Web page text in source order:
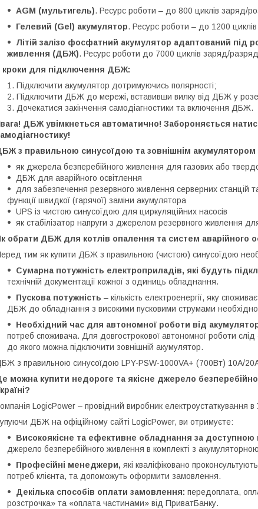
AGM (мультигель). Ресурс роботи – до 800 циклів заряд/
Гелевий (Gel) акумулятор. Ресурс роботи – до 1200
Літій залізо фосфатний акумулятор адаптований під
живлення (ДБЖ). Ресурс роботи до 7000 циклів заряд/
кроки для підключення ДБЖ:
Підключити акумулятор дотримуючись полярності;
Підключити ДБЖ до мережі, вставивши вилку від ДБЖ у
Дочекатися закінчення самодіагностики та включення ДБЖ.
ДБЖ увімкнеться автоматично! Забороняється
з правильною синусоїдою та зовнішнім акумулятором
як джерела безперебійного живлення для газових або
ДБЖ для аварійного освітлення
для забезпечення резервного живлення серверних станцій
функції швидкої (гарячої) заміни акумулятора
UPS із чистою синусоїдою для циркуляційних насосів
як стабілізатор напруги з джерелом резервного живлення
обрати ДБЖ для котлів опалення та систем аварійного
тим як купити ДБЖ з правильною (чистою) синусоїдою
Сумарна потужність електроприладів, які будуть
технічній документації кожної з одиниць обладнання.
Пускова потужність – кількість електроенергії, яку споживає
ДБЖ до обладнання з високими пусковими струмами
Необхідний час для автономної роботи від
потреб споживача. Для довгострокової автономної роботи
до якого можна підключити зовнішній акумулятор.
з правильною синусоїдою LPY-PSW-1000VA+ (700Вт) 10A/
можна купити недороге та якісне джерело
LogicPower – провідний виробник електроустаткування в
ДБЖ на офіційному сайті LogicPower, ви отримуєте:
Високоякісне та ефективне обладнання за доступною
джерело безперебійного живлення в комплекті з
Професійні менеджери, які кваліфіковано
потреб клієнта, та допоможуть оформити замовлення.
Декілька способів оплати замовлення: передоплата,
розстрочка» та «оплата частинами» від ПриватБанку.